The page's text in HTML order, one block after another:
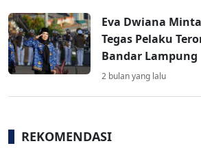
Eva Dwiana
Tegas Pelaku
Bandar Lampung
2 bulan yang lalu
REKOMENDASI